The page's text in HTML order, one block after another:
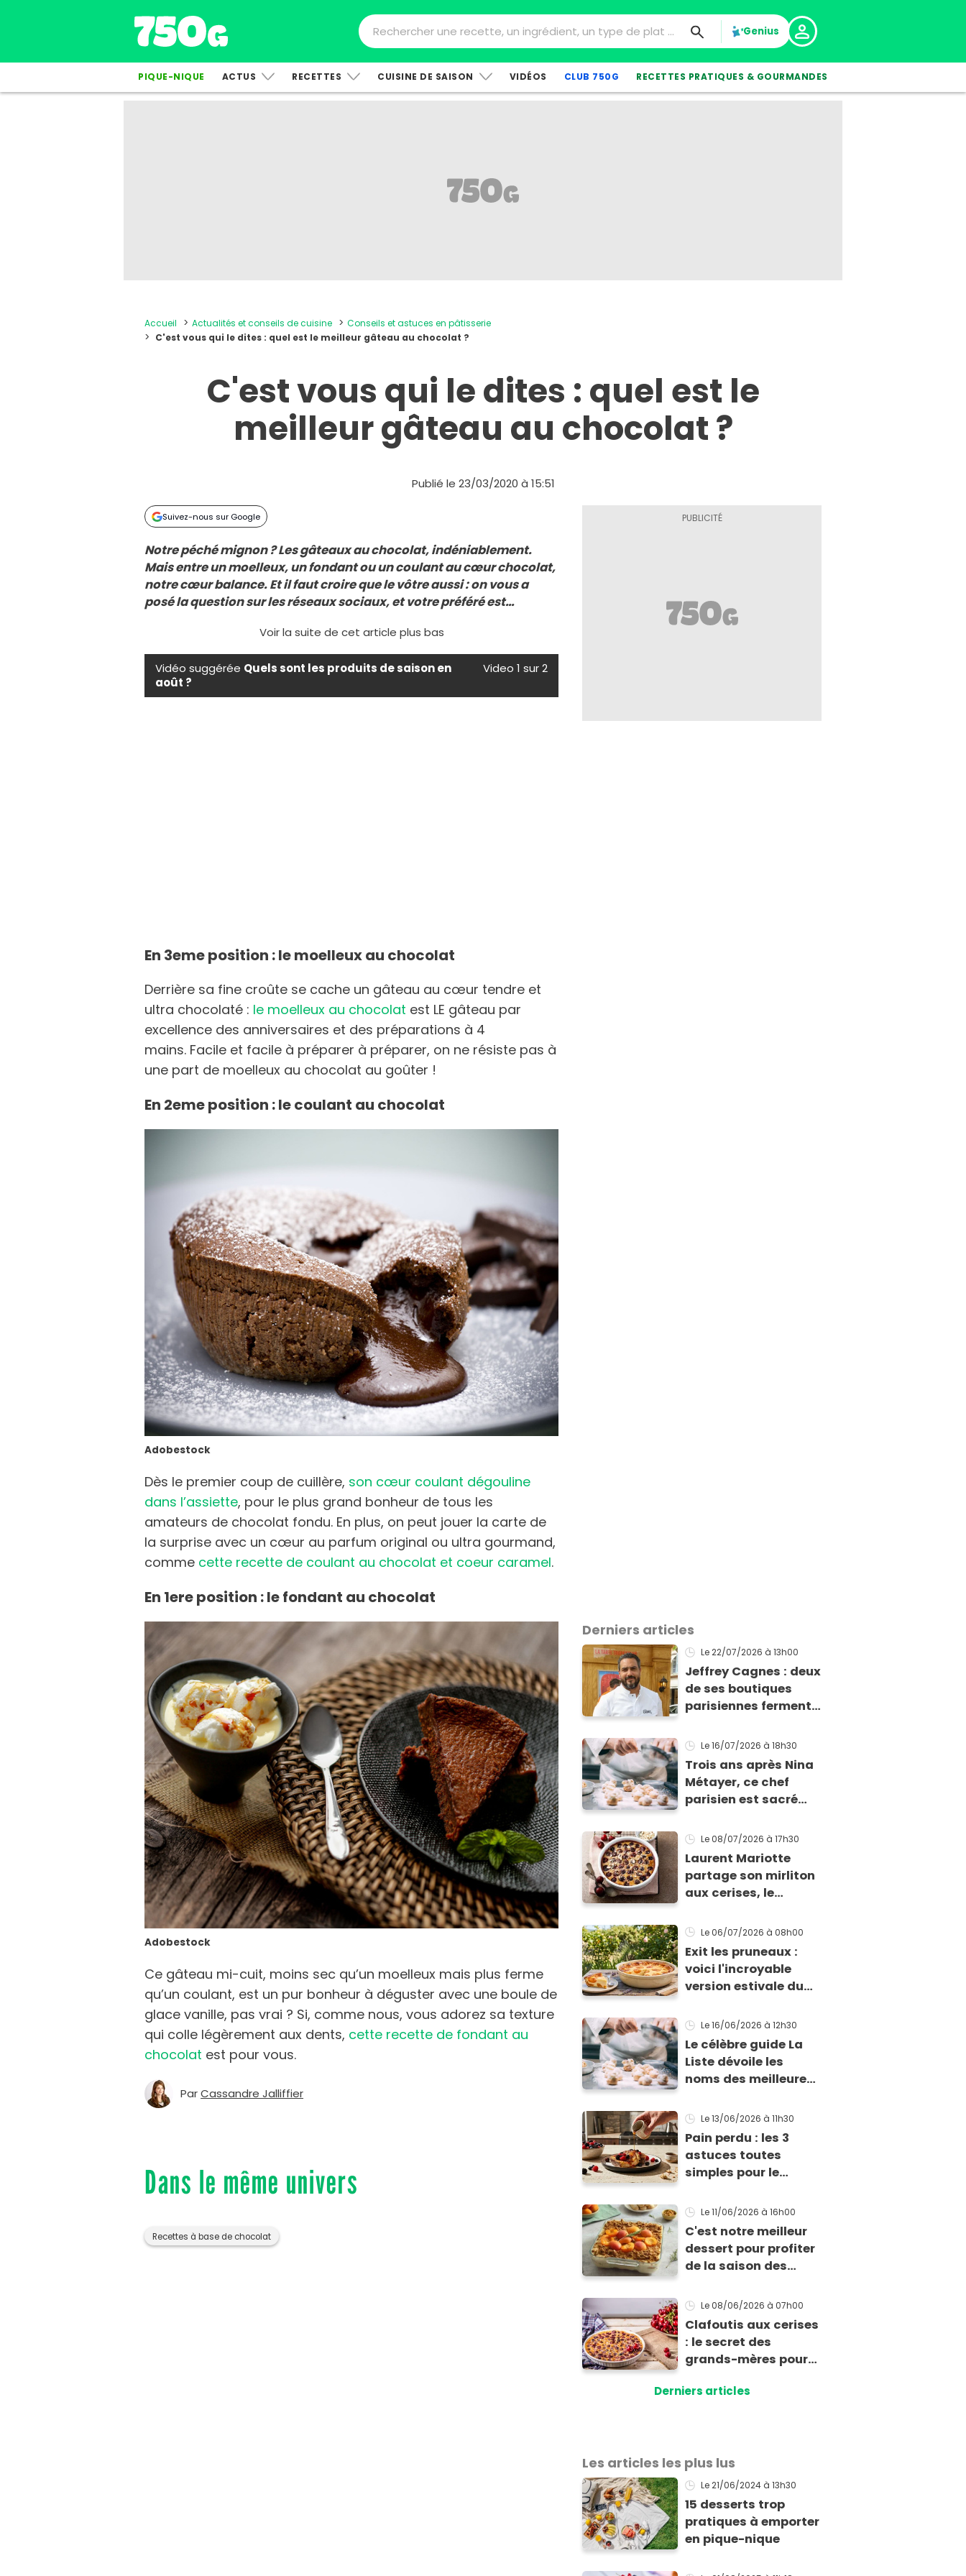
Genius
PIQUE-NIQUE ACTUS RECETTES CUISINE DE SAISON VIDÉOS CLUB 750G RECETTES PRATIQUES & GOURMANDES
Accueil Actualités et conseils de cuisine
Conseils et astuces en pâtisserie
C'est vous qui le dites : quel est le meilleur gâteau au chocolat ?
C'est vous qui le dites : quel est le
meilleur gâteau au chocolat ?
Publié le 23/03/2020 à 15:51
Suivez-nous sur Google
Notre péché mignon ? Les gâteaux au chocolat, indéniablement.
Mais entre un moelleux, un fondant ou un coulant au cœur chocolat,
notre cœur balance. Et il faut croire que le vôtre aussi : on vous a
posé la question sur les réseaux sociaux, et votre préféré est…
Voir la suite de cet article plus bas
Vidéo suggérée Quels sont les produits de saison en
août ?
Video 1 sur 2
En 3eme position : le moelleux au chocolat
Derrière sa fine croûte se cache un gâteau au cœur tendre et
ultra chocolaté : le moelleux au chocolat est LE gâteau par
excellence des anniversaires et des préparations à 4
mains. Facile et facile à préparer à préparer, on ne résiste pas à
une part de moelleux au chocolat au goûter !
En 2eme position : le coulant au chocolat
Adobestock
Dès le premier coup de cuillère, son cœur coulant dégouline
dans l’assiette, pour le plus grand bonheur de tous les
amateurs de chocolat fondu. En plus, on peut jouer la carte de
la surprise avec un cœur au parfum original ou ultra gourmand,
comme cette recette de coulant au chocolat et coeur caramel.
En 1ere position : le fondant au chocolat
Adobestock
Ce gâteau mi-cuit, moins sec qu’un moelleux mais plus ferme
qu’un coulant, est un pur bonheur à déguster avec une boule de
glace vanille, pas vrai ? Si, comme nous, vous adorez sa texture
qui colle légèrement aux dents, cette recette de fondant au
chocolat est pour vous.
ParCassandre Jalliffier
Dans le même univers
Recettes à base de chocolat
Derniers articles
Le 22/07/2026 à 13h00
Jeffrey Cagnes : deux
de ses boutiques
parisiennes ferment,
explique son
nouveau projet face
aux difficultés
Le 16/07/2026 à 18h30
Trois ans après Nina
Métayer, ce chef
parisien est sacré
monde en 2026 !
Le 08/07/2026 à 17h30
Laurent Mariotte
partage son mirliton
aux cerises, le
détrôner votre
clafoutis
Le 06/07/2026 à 08h00
Exit les pruneaux :
voici l'incroyable
version estivale du
abricots
Le 16/06/2026 à 12h30
Le célèbre guide La
Liste dévoile les
noms des meilleures
pâtisseries
françaises de l'année
Le 13/06/2026 à 11h30
Pain perdu : les 3
astuces toutes
simples pour le
coups !
Le 11/06/2026 à 16h00
C'est notre meilleur
dessert pour profiter
de la saison des
au spéculoos
Le 08/06/2026 à 07h00
Clafoutis aux cerises
: le secret des
grands-mères pour
(et l’erreur que l’on
Derniers articles
Les articles les plus lus
Le 21/06/2024 à 13h30
15 desserts trop
pratiques à emporter
en pique-nique